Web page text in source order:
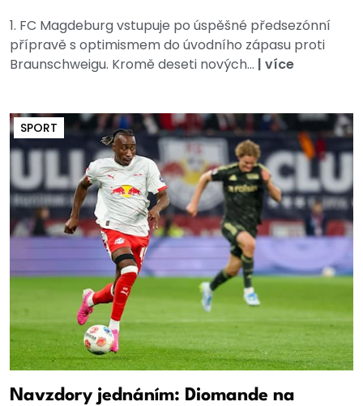
1. FC Magdeburg vstupuje po úspěšné předsezónní
přípravě s optimismem do úvodního zápasu proti
Braunschweigu. Kromě deseti nových... | více
SPORT
Navzdory jednáním: Diomande na